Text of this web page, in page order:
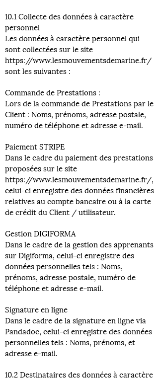
10.1 Collecte des données à caractère
personnel
Les données à caractère personnel qui
sont collectées sur le site
https://www.lesmouvementsdemarine.fr/
sont les suivantes :
Commande de Prestations :
Lors de la commande de Prestations par le
Client : Noms, prénoms, adresse postale,
numéro de téléphone et adresse e-mail.
Paiement STRIPE
Dans le cadre du paiement des prestations
proposées sur le site
https://www.lesmouvementsdemarine.fr/,
celui-ci enregistre des données financières
relatives au compte bancaire ou à la carte
de crédit du Client / utilisateur.
Gestion DIGIFORMA
Dans le cadre de la gestion des apprenants
sur Digiforma, celui-ci enregistre des
données personnelles tels : Noms,
prénoms, adresse postale, numéro de
téléphone et adresse e-mail.
Signature en ligne
Dans le cadre de la signature en ligne via
Pandadoc, celui-ci enregistre des données
personnelles tels : Noms, prénoms, et
adresse e-mail.
10.2 Destinataires des données à caractère